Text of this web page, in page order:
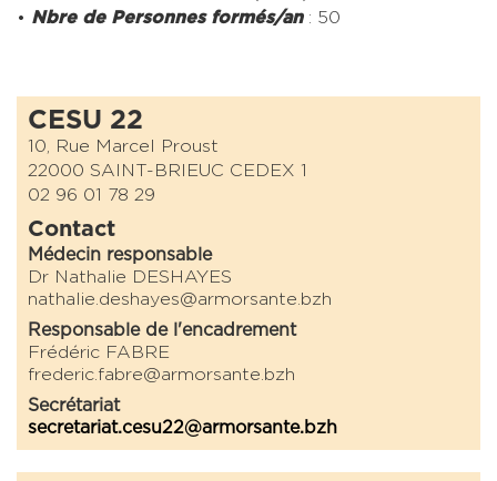
Nbre de Personnes formés/an: 50
CESU 22
10, Rue Marcel Proust
22000 SAINT-BRIEUC CEDEX 1
02 96 01 78 29
Contact
Médecin responsable
Dr Nathalie DESHAYES
nathalie.deshayes@armorsante.bzh
Responsable de l'encadrement
Frédéric FABRE
frederic.fabre@armorsante.bzh
Secrétariat
secretariat.cesu22@armorsante.bzh